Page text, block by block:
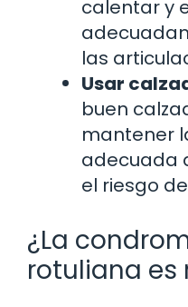
calentar y
las
Usar
buen
mantener
adecuada
el riesgo
¿La
rotuliana es